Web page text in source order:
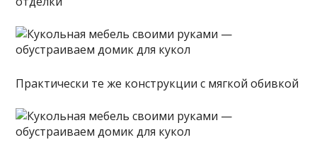
Практически те же конструкции с мягкой обивкой